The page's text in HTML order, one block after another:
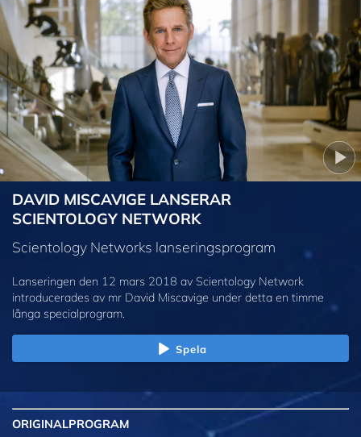
DAVID MISCAVIGE LANSERAR
SCIENTOLOGY NETWORK
Scientology Networks lanseringsprogram
Lanseringen den 12 mars 2018 av Scientology Network
introducerades av mr David Miscavige under detta en timme
långa specialprogram.
Spela
ORIGINALPROGRAM